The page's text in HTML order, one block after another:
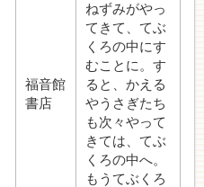
福音館
書店
ねずみがやっ
てきて、てぶ
くろの中にす
むことに。す
ると、かえる
やうさぎたち
も次々やって
きては、てぶ
くろの中へ。
もうてぶくろ